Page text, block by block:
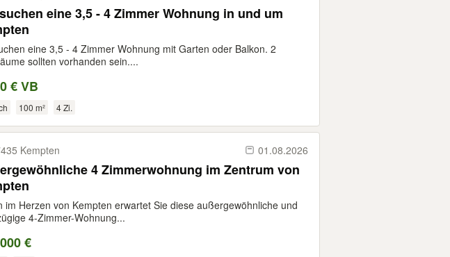
eine 3,5 - 4 Zimmer Wohnung in und um
eine 3,5 - 4 Zimmer Wohnung mit Garten oder Balkon. 2
sollten vorhanden sein....
€ VB
100 m² 4 Zi.
Kempten 01.08.2026
4 Zimmerwohnung im Zentrum von
im Herzen von Kempten erwartet Sie diese außergewöhnliche und
4-Zimmer-Wohnung...
€